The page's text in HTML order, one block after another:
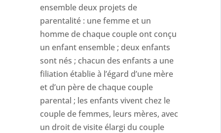
ensemble deux projets de
parentalité : une femme et un
homme de chaque couple ont conçu
un enfant ensemble ; deux enfants
sont nés ; chacun des enfants a une
filiation établie à l’égard d’une mère
et d’un père de chaque couple
parental ; les enfants vivent chez le
couple de femmes, leurs mères, avec
un droit de visite élargi du couple